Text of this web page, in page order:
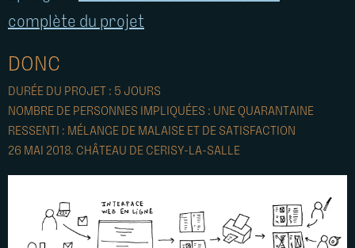
complète du projet
DONC
DURÉE DU PROJET : 5 JOURS
NOMBRE DE PERSONNES IMPLIQUÉES : UNE QUARANTAINE
RESSENTI : MÉLANGE DE MALAISE ET DE SATISFACTION
26 MAI 2018. CHÂTEAU DE CERISY-LA-SALLE